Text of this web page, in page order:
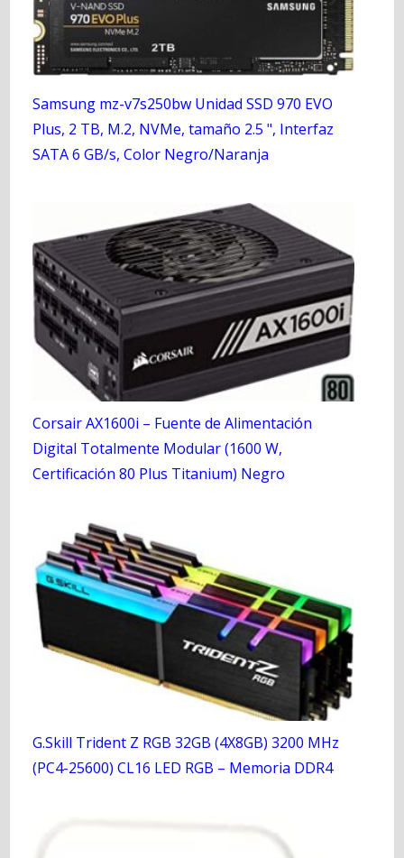
Samsung mz-v7s250bw Unidad SSD 970 EVO
Plus, 2 TB, M.2, NVMe, tamaño 2.5 ", Interfaz
SATA 6 GB/s, Color Negro/Naranja
Corsair AX1600i – Fuente de Alimentación
Digital Totalmente Modular (1600 W,
Certificación 80 Plus Titanium) Negro
G.Skill Trident Z RGB 32GB (4X8GB) 3200 MHz
(PC4-25600) CL16 LED RGB – Memoria DDR4